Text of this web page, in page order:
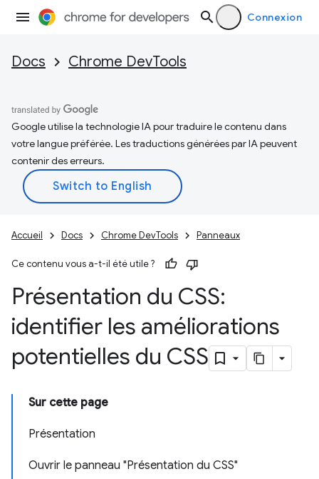
Connexion
Docs Chrome DevTools
Google utilise la technologie IA pour traduire le contenu dans
votre langue préférée. Les traductions générées par IA peuvent
contenir des erreurs.
Accueil Docs Chrome DevTools Panneaux
Ce contenu vous a-t-il été utile ?
Présentation du CSS:
identifier les améliorations
potentielles du CSS
Sur cette page
Présentation
Ouvrir le panneau "Présentation du CSS"